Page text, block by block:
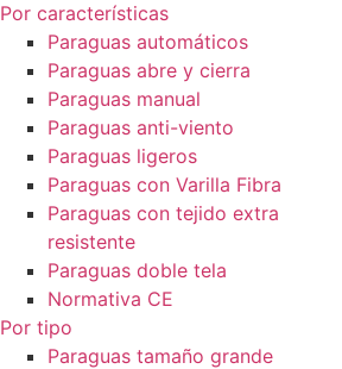
Por características
Paraguas automáticos
Paraguas abre y cierra
Paraguas manual
Paraguas anti-viento
Paraguas ligeros
Paraguas con Varilla Fibra
Paraguas con tejido extra
resistente
Paraguas doble tela
Normativa CE
Por tipo
Paraguas tamaño grande